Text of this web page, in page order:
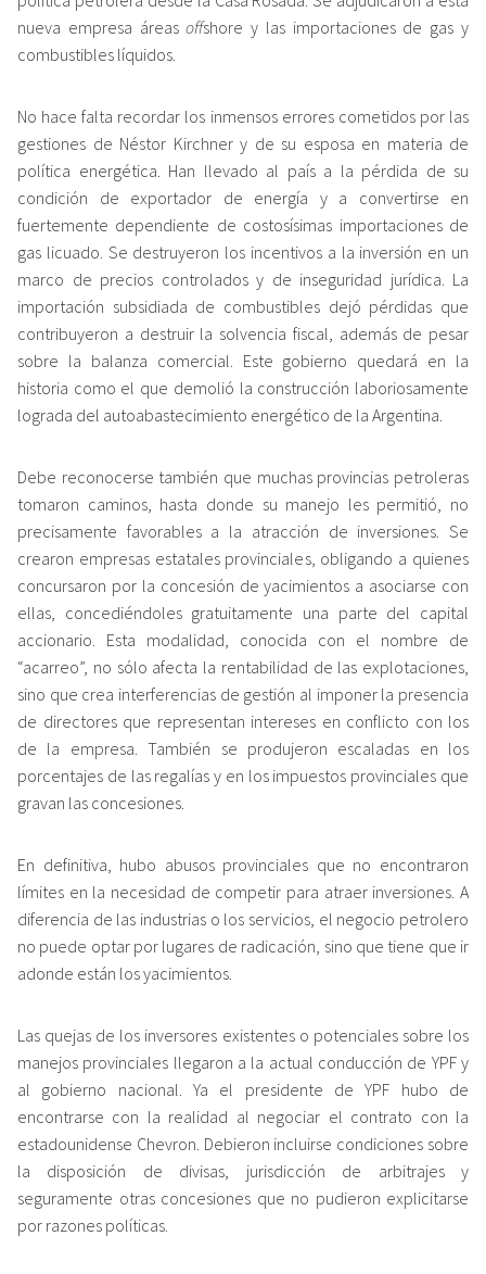
nueva empresa áreasoffshore y las importaciones de gas y
combustibles líquidos.
No hace falta recordar los inmensos errores cometidos por las
gestiones de Néstor Kirchner y de su esposa en materia de
política energética. Han llevado al país a la pérdida de su
condición de exportador de energía y a convertirse en
fuertemente dependiente de costosísimas importaciones de
gas licuado. Se destruyeron los incentivos a la inversión en un
marco de precios controlados y de inseguridad jurídica. La
importación subsidiada de combustibles dejó pérdidas que
contribuyeron a destruir la solvencia fiscal, además de pesar
sobre la balanza comercial. Este gobierno quedará en la
historia como el que demolió la construcción laboriosamente
lograda del autoabastecimiento energético de la Argentina.
Debe reconocerse también que muchas provincias petroleras
tomaron caminos, hasta donde su manejo les permitió, no
precisamente favorables a la atracción de inversiones. Se
crearon empresas estatales provinciales, obligando a quienes
concursaron por la concesión de yacimientos a asociarse con
ellas, concediéndoles gratuitamente una parte del capital
accionario. Esta modalidad, conocida con el nombre de
“acarreo”, no sólo afecta la rentabilidad de las explotaciones,
sino que crea interferencias de gestión al imponer la presencia
de directores que representan intereses en conflicto con los
de la empresa. También se produjeron escaladas en los
porcentajes de las regalías y en los impuestos provinciales que
gravan las concesiones.
En definitiva, hubo abusos provinciales que no encontraron
límites en la necesidad de competir para atraer inversiones. A
diferencia de las industrias o los servicios, el negocio petrolero
no puede optar por lugares de radicación, sino que tiene que ir
adonde están los yacimientos.
Las quejas de los inversores existentes o potenciales sobre los
manejos provinciales llegaron a la actual conducción de YPF y
al gobierno nacional. Ya el presidente de YPF hubo de
encontrarse con la realidad al negociar el contrato con la
estadounidense Chevron. Debieron incluirse condiciones sobre
la disposición de divisas, jurisdicción de arbitrajes y
seguramente otras concesiones que no pudieron explicitarse
por razones políticas.